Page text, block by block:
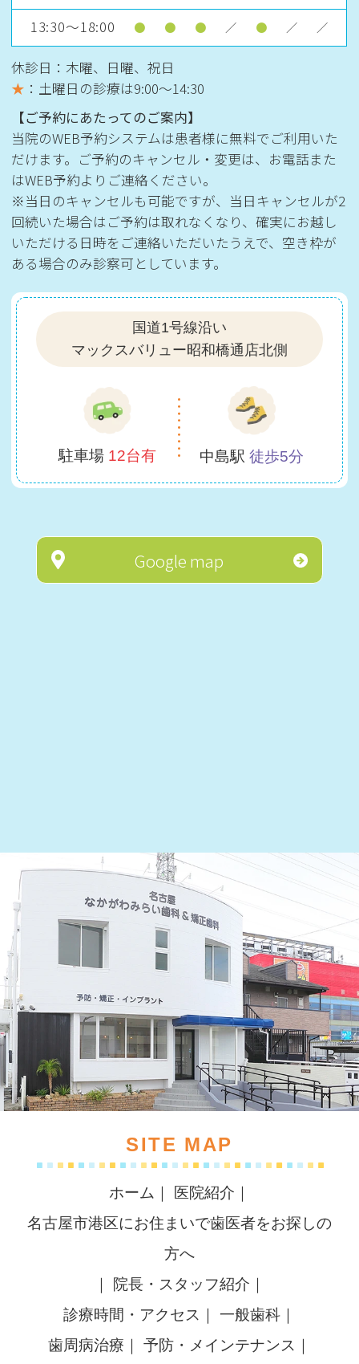
13:30～18:00 ● ● ● ／ ● ／ ／
休診日：木曜、日曜、祝日
★ ：土曜日の診療は9:00〜14:30
【ご予約にあたってのご案内】
当院のWEB予約システムは患者様に無料でご利用いた
だけます。ご予約のキャンセル・変更は、お電話また
はWEB予約よりご連絡ください。
※当日のキャンセルも可能ですが、当日キャンセルが2
回続いた場合はご予約は取れなくなり、確実にお越し
いただける日時をご連絡いただいたうえで、空き枠が
ある場合のみ診察可としています。
国道1号線沿い
マックスバリュー昭和橋通店北側
駐車場 12台有 中島駅 徒歩5分
Google map
SITE MAP
ホーム 医院紹介
名古屋市港区にお住まいで歯医者をお探しの
方へ
院長・スタッフ紹介
診療時間・アクセス
一般歯科
歯周病治療
予防・メインテナンス